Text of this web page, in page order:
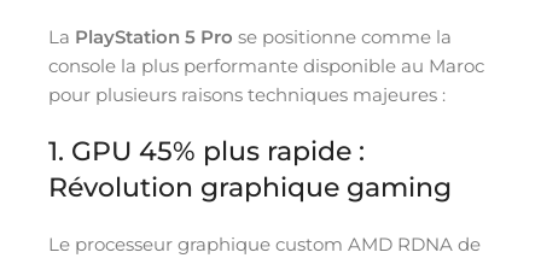
La PlayStation 5 Pro se positionne comme la
console la plus performante disponible au Maroc
pour plusieurs raisons techniques majeures :
1. GPU 45% plus rapide :
Révolution graphique gaming
Le processeur graphique custom AMD RDNA de